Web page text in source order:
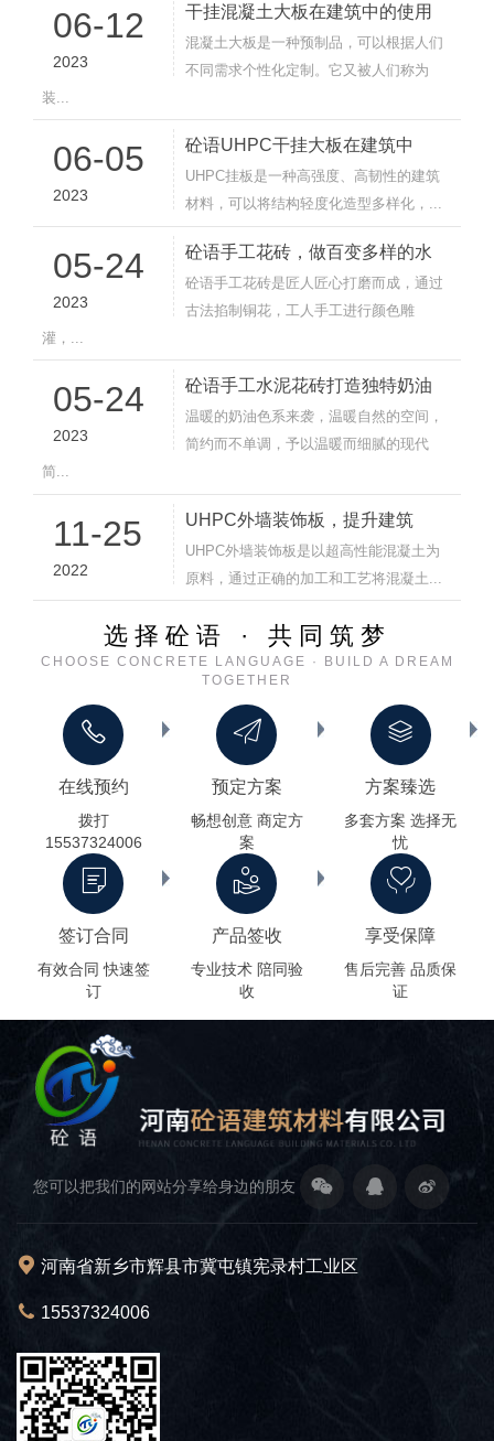
06-12
2023
干挂混凝土大板在建筑中的使用
混凝土大板是一种预制品，可以根据人们
不同需求个性化定制。它又被人们称为
装...
06-05
2023
砼语UHPC干挂大板在建筑中
UHPC挂板是一种高强度、高韧性的建筑
材料，可以将结构轻度化造型多样化，...
05-24
2023
砼语手工花砖，做百变多样的水
砼语手工花砖是匠人匠心打磨而成，通过
古法掐制铜花，工人手工进行颜色雕
灌，...
05-24
2023
砼语手工水泥花砖打造独特奶油
温暖的奶油色系来袭，温暖自然的空间，
简约而不单调，予以温暖而细腻的现代
简...
11-25
2022
UHPC外墙装饰板，提升建筑
UHPC外墙装饰板是以超高性能混凝土为
原料，通过正确的加工和工艺将混凝土...
选择砼语 · 共同筑梦
CHOOSE CONCRETE LANGUAGE · BUILD A DREAM
TOGETHER
在线预约
拨打
15537324006
预定方案
畅想创意 商定方
案
方案臻选
多套方案 选择无
忧
签订合同
有效合同 快速签
订
产品签收
专业技术 陪同验
收
享受保障
售后完善 品质保
证
您可以把我们的网站分享给身边的朋友
河南省新乡市辉县市冀屯镇宪录村工业区
15537324006